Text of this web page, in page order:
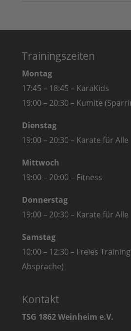
Trainingszeiten
Montag
17:45 – 18:45 – KaraKids
19:00 – 20:30 – Kumite
Dienstag
19:00 – 20:30 – Karate für Alle
Mittwoch
19:00 – 20:00 – Fitness
Donnerstag
19:00 – 20:30 – Karate für Alle
Samstag
10:00 – 12:30 – Freies
Absprache)
Kontakt
TSG 1862 Weinheim e.V.